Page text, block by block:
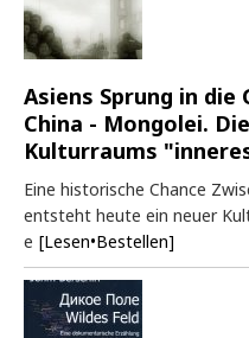
Asiens Sprung in die
China - Mongolei.
Kulturraums
Eine historische Chance
entsteht heute ein neuer
e [Lesen•Bestellen]